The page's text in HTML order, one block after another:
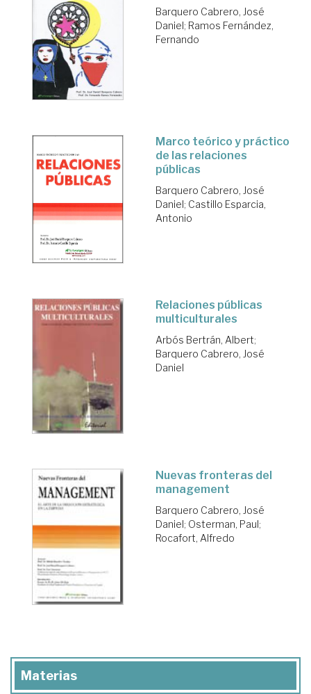
Barquero Cabrero, José
Daniel; Ramos Fernández,
Fernando
Marco teórico y práctico
de las relaciones
públicas
Barquero Cabrero, José
Daniel; Castillo Esparcia,
Antonio
Relaciones públicas
multiculturales
Arbós Bertrán, Albert;
Barquero Cabrero, José
Daniel
Nuevas fronteras del
management
Barquero Cabrero, José
Daniel; Osterman, Paul;
Rocafort, Alfredo
Materias